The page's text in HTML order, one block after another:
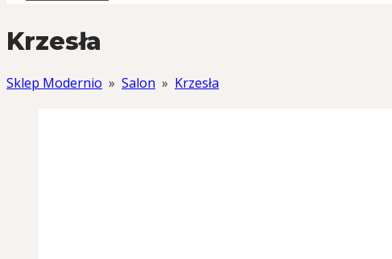
Krzesła
Sklep Modernio » Salon » Krzesła